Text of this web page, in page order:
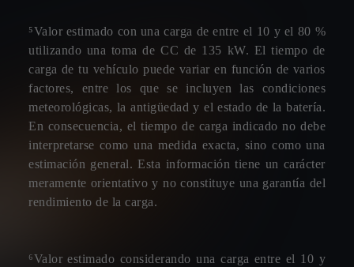
⁵Valor estimado con una carga de entre el 10 y el 80 %
utilizando una toma de CC de 135 kW. El tiempo de
carga de tu vehículo puede variar en función de varios
factores, entre los que se incluyen las condiciones
meteorológicas, la antigüedad y el estado de la batería.
En consecuencia, el tiempo de carga indicado no debe
interpretarse como una medida exacta, sino como una
estimación general. Esta información tiene un carácter
meramente orientativo y no constituye una garantía del
rendimiento de la carga.
⁶Valor estimado considerando una carga entre el 10 y